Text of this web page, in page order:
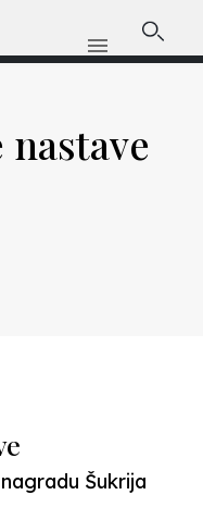
Šukrija